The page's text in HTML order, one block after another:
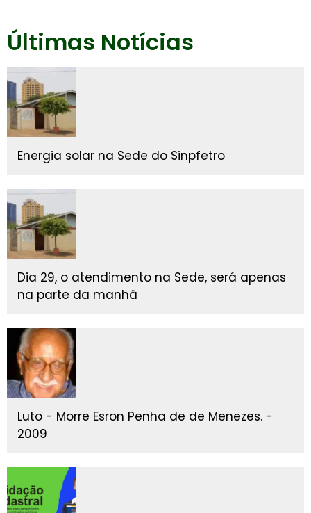
Últimas Notícias
Energia solar na Sede do Sinpfetro
Dia 29, o atendimento na Sede, será apenas
na parte da manhã
Luto - Morre Esron Penha de de Menezes. -
2009